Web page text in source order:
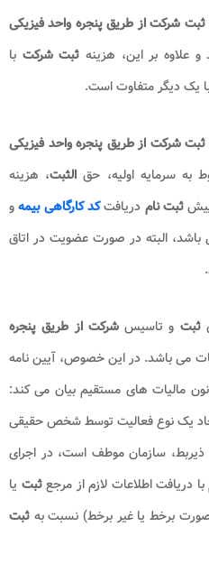
ثبت شرکت از طریق پنجره واحد فیزیکی
علاوه بر این، هزینه ثبت شرکت با
یک دیگر متفاوت است.
ثبت شرکت از طریق پنجره واحد فیزیکی
به سرمایه اولیه، حق الثبت، هزینه
پیشثبت نام دریافتکد کارگاهی بیمهو
البته در صورت عضویت در اتاق
ثبت و تاسیسشرکت از طریق پنجره
می باشد. در این خصوص، آیین نامه
موضوع تبصره 3 ماده 169 قانون مالیات های مستقیم بیان می کند:
یک نوع فعالیت توسط شخص حقیقی
سازمان موطف است، در اجرای
ثبت یا
برخط یا غیر برخط) نسبت به ثبت